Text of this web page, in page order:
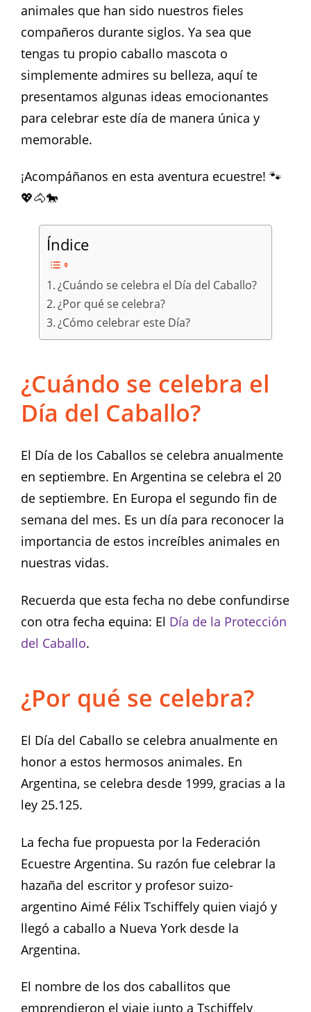
animales que han sido nuestros fieles
compañeros durante siglos. Ya sea que
tengas tu propio caballo mascota o
simplemente admires su belleza, aquí te
presentamos algunas ideas emocionantes
para celebrar este día de manera única y
memorable.
¡Acompáñanos en esta aventura ecuestre! 🐾
💖🐴🐎
Índice
¿Cuándo se celebra el Día del Caballo?
¿Por qué se celebra?
¿Cómo celebrar este Día?
¿Cuándo se celebra el
Día del Caballo?
El Día de los Caballos se celebra anualmente
en septiembre. En Argentina se celebra el 20
de septiembre. En Europa el segundo fin de
semana del mes. Es un día para reconocer la
importancia de estos increíbles animales en
nuestras vidas.
Recuerda que esta fecha no debe confundirse
con otra fecha equina: El Día de la Protección
del Caballo.
¿Por qué se celebra?
El Día del Caballo se celebra anualmente en
honor a estos hermosos animales. En
Argentina, se celebra desde 1999, gracias a la
ley 25.125.
La fecha fue propuesta por la Federación
Ecuestre Argentina. Su razón fue celebrar la
hazaña del escritor y profesor suizo-
argentino Aimé Félix Tschiffely quien viajó y
llegó a caballo a Nueva York desde la
Argentina.
El nombre de los dos caballitos que
emprendieron el viaje junto a Tschiffely